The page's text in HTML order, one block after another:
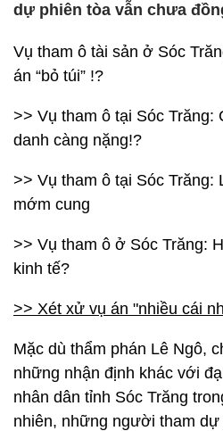
dự phiên tòa vẫn chưa
Vụ tham ô tài sản ở Sóc
án “bỏ túi” !?
>> Vụ tham ô tại Sóc Trăng:
danh càng nặng!?
>> Vụ tham ô tại Sóc Trăng:
mớm cung
>> Vụ tham ô ở Sóc Trăng:
kinh tế?
>> Xét xử vụ án "nhiều cái
Mặc dù thẩm phán Lê Ngô,
những nhận định khác với
nhân dân tỉnh Sóc Trăng
nhiên, những người tham